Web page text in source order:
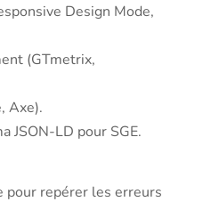
Design Mode,
(GTmetrix,
Axe).
JSON-LD pour SGE.
pour repérer les erreurs